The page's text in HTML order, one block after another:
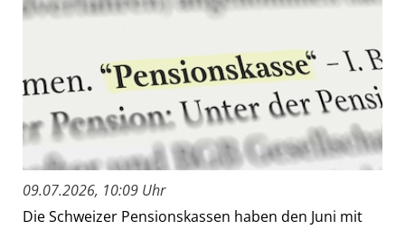
09.07.2026, 10:09 Uhr
Die Schweizer Pensionskassen haben den Juni mit